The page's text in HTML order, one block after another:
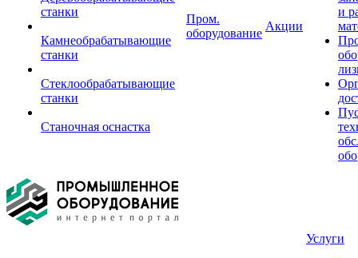
станки
Камнеобрабатывающие
станки
Стеклообрабатывающие
станки
Станочная оснастка
Пром.
оборудование
Акции
и
Услуги